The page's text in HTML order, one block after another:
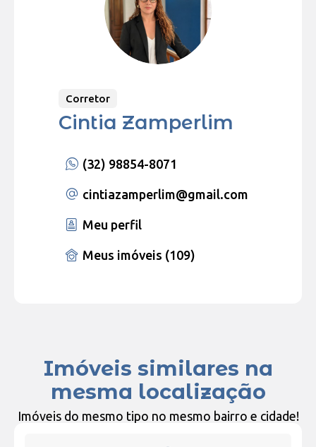
Corretor
Cintia Zamperlim
(32) 98854-8071
cintiazamperlim@gmail.com
Meu perfil
Meus imóveis (109)
Imóveis similares na
mesma localização
Imóveis do mesmo tipo no mesmo bairro e cidade!